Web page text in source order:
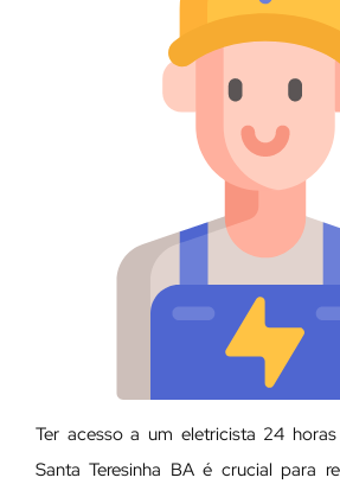
Ter acesso a um eletricista 24
Santa Teresinha BA é crucial para